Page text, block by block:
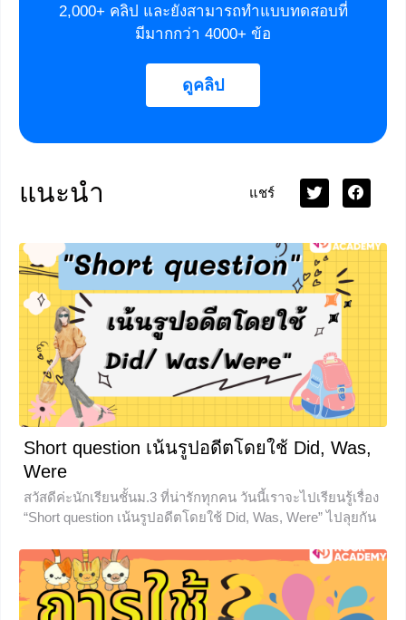
2,000+ คลิป และยังสามารถทำแบบทดสอบที่
มีมากกว่า 4000+ ข้อ
ดูคลิป
แนะนำ แชร์
Short question เน้นรูปอดีตโดยใช้ Did, Was,
Were
สวัสดีค่ะนักเรียนชั้นม.3 ที่น่ารักทุกคน วันนี้เราจะไปเรียนรู้เรื่อง
“Short question เน้นรูปอดีตโดยใช้ Did, Was, Were” ไปลุยกัน
Were ใช้ถามคำถามใน Past Simple Tense กับเหตุการณ์ที่เกิด
ขึ้นและจบลงไปแล้วในอดีต หรือ ถามเพื่อให้แน่ใจว่าได้ทำสิ่ง
นั้นๆไปแล้ว